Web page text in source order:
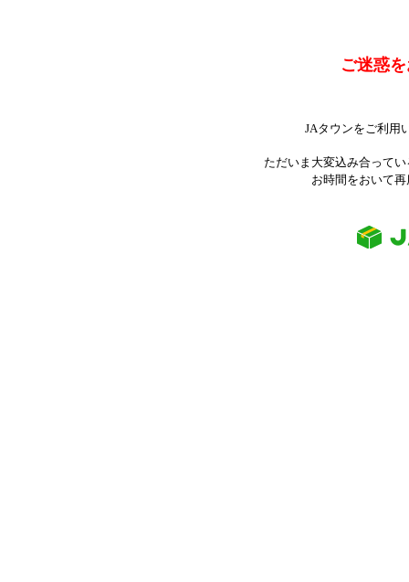
ご迷惑
JAタウンをご利用
ただいま大変込み合って
お時間をおいて